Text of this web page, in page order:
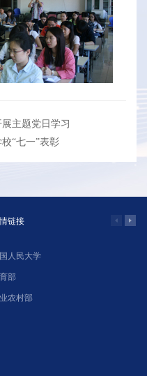
主题党日学习
“七一”表彰
链接
人民大学
部
农村部